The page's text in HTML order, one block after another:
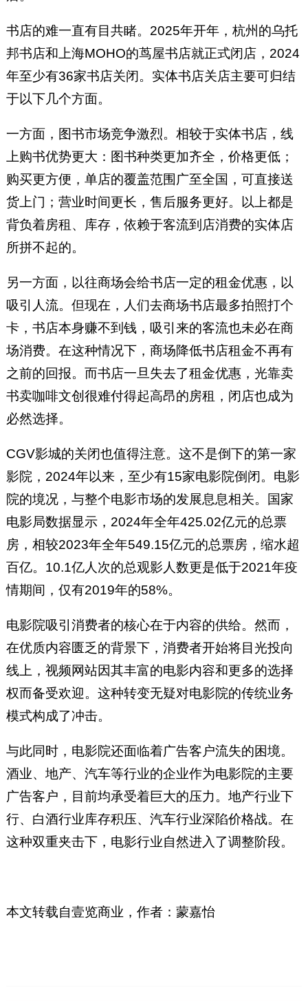
书店的难一直有目共睹。2025年开年，杭州的乌托
邦书店和上海MOHO的茑屋书店就正式闭店，2024
年至少有36家书店关闭。实体书店关店主要可归结
于以下几个方面。
一方面，图书市场竞争激烈。相较于实体书店，线
上购书优势更大：图书种类更加齐全，价格更低；
购买更方便，单店的覆盖范围广至全国，可直接送
货上门；营业时间更长，售后服务更好。以上都是
背负着房租、库存，依赖于客流到店消费的实体店
所拼不起的。
另一方面，以往商场会给书店一定的租金优惠，以
吸引人流。但现在，人们去商场书店最多拍照打个
卡，书店本身赚不到钱，吸引来的客流也未必在商
场消费。在这种情况下，商场降低书店租金不再有
之前的回报。而书店一旦失去了租金优惠，光靠卖
书卖咖啡文创很难付得起高昂的房租，闭店也成为
必然选择。
CGV影城的关闭也值得注意。这不是倒下的第一家
影院，2024年以来，至少有15家电影院倒闭。电影
院的境况，与整个电影市场的发展息息相关。国家
电影局数据显示，2024年全年425.02亿元的总票
房，相较2023年全年549.15亿元的总票房，缩水超
百亿。10.1亿人次的总观影人数更是低于2021年疫
情期间，仅有2019年的58%。
电影院吸引消费者的核心在于内容的供给。然而，
在优质内容匮乏的背景下，消费者开始将目光投向
线上，视频网站因其丰富的电影内容和更多的选择
权而备受欢迎。这种转变无疑对电影院的传统业务
模式构成了冲击。
与此同时，电影院还面临着广告客户流失的困境。
酒业、地产、汽车等行业的企业作为电影院的主要
广告客户，目前均承受着巨大的压力。地产行业下
行、白酒行业库存积压、汽车行业深陷价格战。在
这种双重夹击下，电影行业自然进入了调整阶段。
本文转载自壹览商业， 作者： 蒙嘉怡